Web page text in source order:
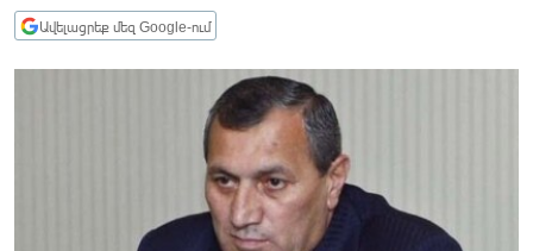
ՊԱՏԵՐԱԶՄԻ 6 ՇԱԲԱԹՆԵՐԸ
ՏԱՐԱԾԱՇՐՋԱՆ
ՄԵԿՆԱԲԱՆՈՒԹՅՈՒՆ
Ավելացրեք մեզ Google-ում